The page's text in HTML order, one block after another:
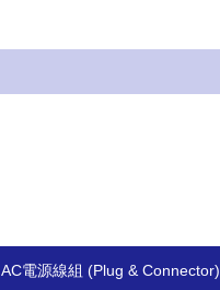
AC電源線組 (Plug & Connector)